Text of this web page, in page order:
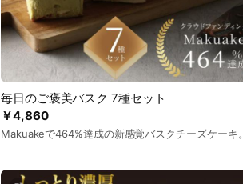
￥4,860
毎日のご褒美バスク 7種セット
Makuakeで464%達成の新感覚バスクチーズケーキ。